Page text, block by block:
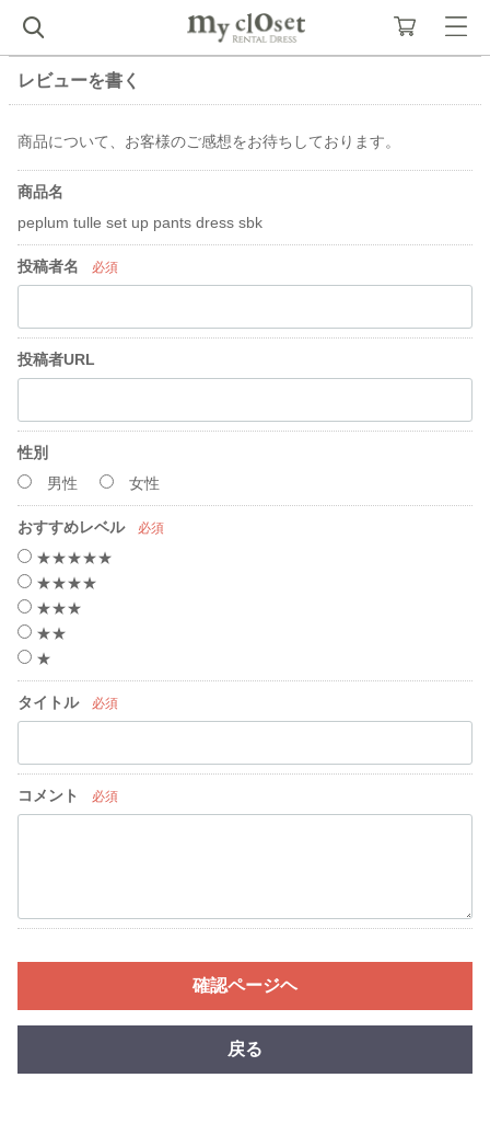
レビューを書く
商品について、お客様のご感想をお待ちしております。
商品名
peplum tulle set up pants dress sbk
投稿者名 必須
投稿者URL
性別
男性
女性
おすすめレベル 必須
★★★★★
★★★★
★★★
★★
★
タイトル 必須
コメント 必須
確認ページヘ
戻る